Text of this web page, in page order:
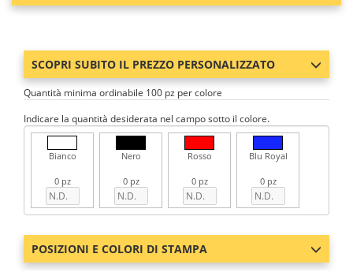
SCOPRI SUBITO IL PREZZO PERSONALIZZATO
Quantità minima ordinabile 100 pz per colore
Indicare la quantità desiderata nel campo sotto il colore.
Bianco
0 pz
Nero
0 pz
Rosso
0 pz
Blu Royal
0 pz
POSIZIONI E COLORI DI STAMPA